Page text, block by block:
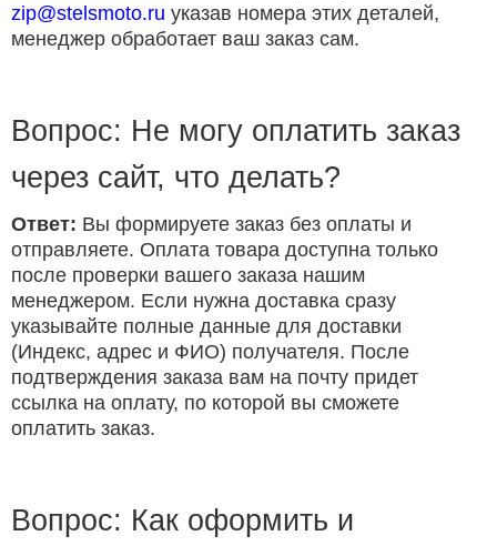
zip@stelsmoto.ru указав номера этих деталей,
менеджер обработает ваш заказ сам.
Вопрос: Не могу оплатить заказ
через сайт, что делать?
Ответ: Вы формируете заказ без оплаты и
отправляете. Оплата товара доступна только
после проверки вашего заказа нашим
менеджером. Если нужна доставка сразу
указывайте полные данные для доставки
(Индекс, адрес и ФИО) получателя. После
подтверждения заказа вам на почту придет
ссылка на оплату, по которой вы сможете
оплатить заказ.
Вопрос: Как оформить и